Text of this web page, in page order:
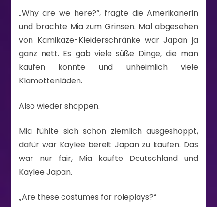
„Why are we here?“, fragte die Amerikanerin
und brachte Mia zum Grinsen. Mal abgesehen
von Kamikaze-Kleiderschränke war Japan ja
ganz nett. Es gab viele süße Dinge, die man
kaufen konnte und unheimlich viele
Klamottenläden.
Also wieder shoppen.
Mia fühlte sich schon ziemlich ausgeshoppt,
dafür war Kaylee bereit Japan zu kaufen. Das
war nur fair, Mia kaufte Deutschland und
Kaylee Japan.
„Are these costumes for roleplays?“